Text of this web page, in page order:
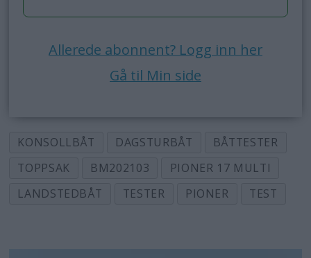
Allerede abonnent? Logg inn her
Gå til Min side
KONSOLLBÅT DAGSTURBÅT
BÅTTESTER
TOPPSAK
BM202103
PIONER 17 MULTI
LANDSTEDBÅT
TESTER PIONER TEST